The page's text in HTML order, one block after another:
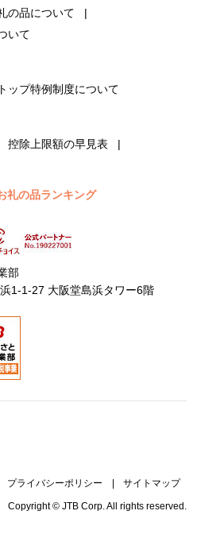
の品について
いて
ップ特例制度について
控除上限額の早見表
礼の品ランキング
部
1-1-27 大阪堂島浜タワー6階
プライバシーポリシー サイトマップ
Copyright © JTB Corp. All rights reserved.